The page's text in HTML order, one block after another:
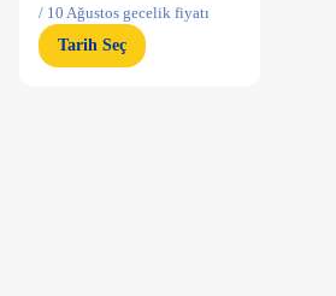
/ 10 Ağustos gecelik fiyatı
Tarih Seç